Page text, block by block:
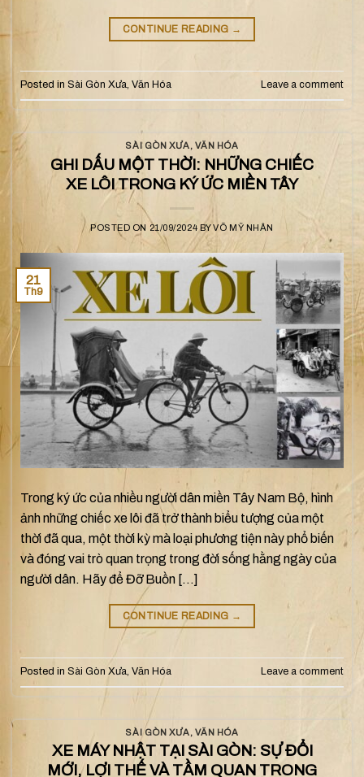
CONTINUE READING →
Posted in Sài Gòn Xưa, Văn Hóa Leave a comment
SÀI GÒN XƯA, VĂN HÓA
GHI DẤU MỘT THỜI: NHỮNG CHIẾC
XE LÔI TRONG KÝ ỨC MIỀN TÂY
POSTED ON 21/09/2024 BYVÕ MỸ NHÂN
21
Th9
Trong ký ức của nhiều người dân miền Tây Nam Bộ, hình
ảnh những chiếc xe lôi đã trở thành biểu tượng của một
thời đã qua, một thời kỳ mà loại phương tiện này phổ biến
và đóng vai trò quan trọng trong đời sống hằng ngày của
người dân. Hãy để Đỡ Buồn […]
CONTINUE READING →
Posted in Sài Gòn Xưa, Văn Hóa Leave a comment
SÀI GÒN XƯA, VĂN HÓA
XE MÁY NHẬT TẠI SÀI GÒN: SỰ ĐỔI
MỚI, LỢI THẾ VÀ TẦM QUAN TRONG